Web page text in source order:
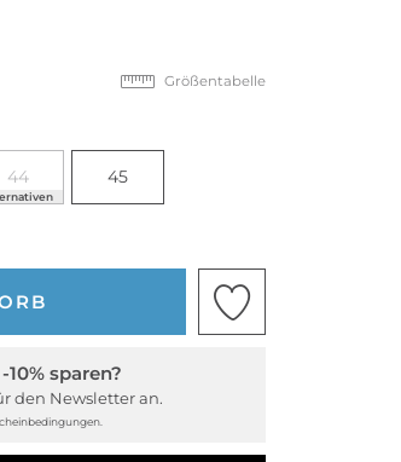
Größentabelle
44 45
10% sparen?
den Newsletter an.